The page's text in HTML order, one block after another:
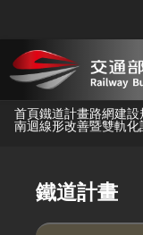
跳到主要內容
首頁鐵道計畫路網建設
南迴線形改善暨雙軌化
鐵道計畫